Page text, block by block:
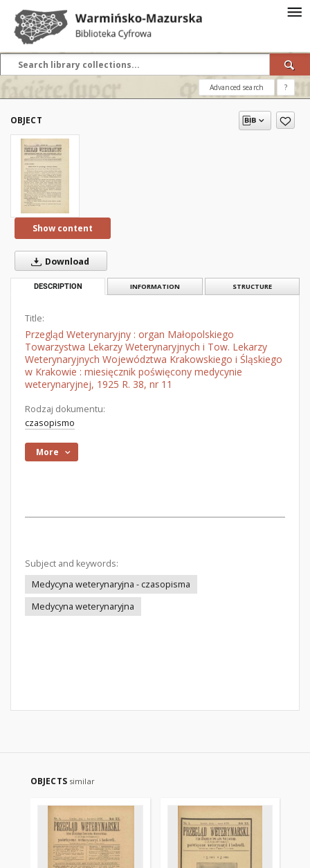
Advanced search ?
OBJECT
Show content
Download
DESCRIPTION INFORMATION STRUCTURE
Title:
Przegląd Weterynaryjny : organ Małopolskiego
Towarzystwa Lekarzy Weterynaryjnych i Tow. Lekarzy
Weterynaryjnych Województwa Krakowskiego i Śląskiego
w Krakowie : miesięcznik poświęcony medycynie
weterynaryjnej, 1925 R. 38, nr 11
Rodzaj dokumentu:
czasopismo
More
Subject and keywords:
Medycyna weterynaryjna - czasopisma
Medycyna weterynaryjna
OBJECTS similar